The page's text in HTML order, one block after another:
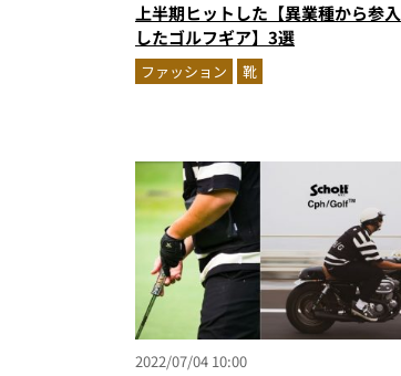
上半期ヒットした【異業種から参入
したゴルフギア】3選
ファッション 靴
2022/07/04 10:00